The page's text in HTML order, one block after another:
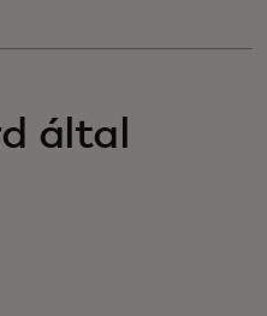
által